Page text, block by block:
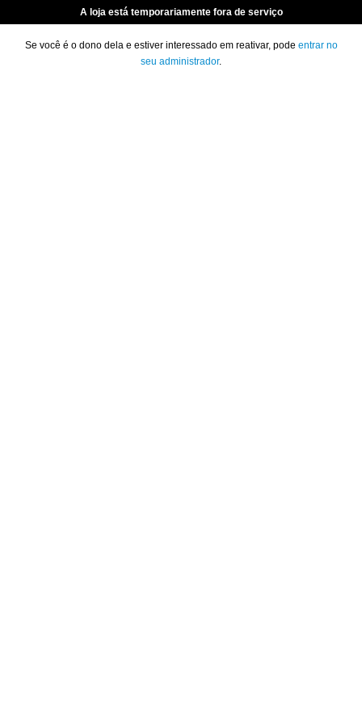
A loja está temporariamente fora de serviço
Se você é o dono dela e estiver interessado em reativar, pode entrar no
seu administrador.